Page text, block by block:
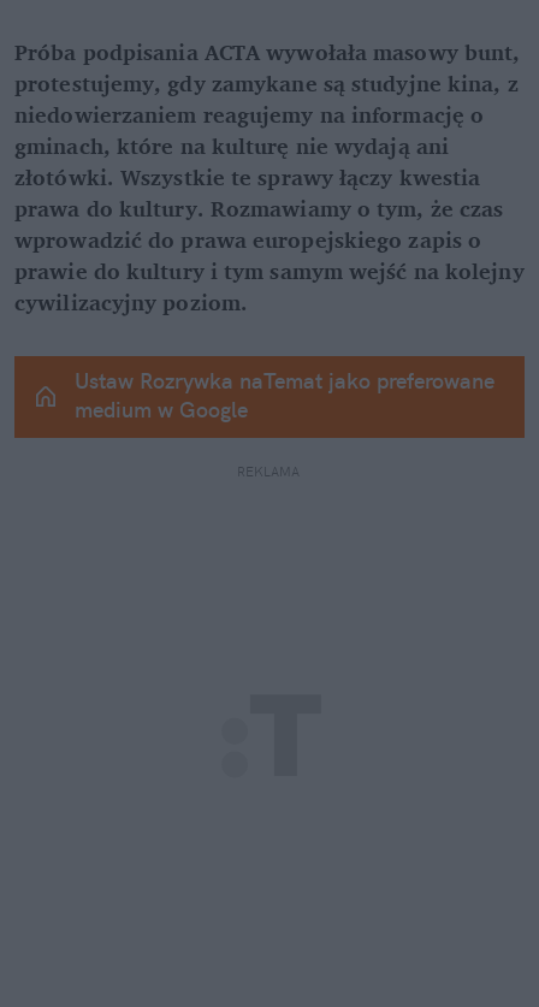
Próba podpisania ACTA wywołała masowy bunt,
protestujemy, gdy zamykane są studyjne kina, z
niedowierzaniem reagujemy na informację o
gminach, które na kulturę nie wydają ani
złotówki. Wszystkie te sprawy łączy kwestia
prawa do kultury. Rozmawiamy o tym, że czas
wprowadzić do prawa europejskiego zapis o
prawie do kultury i tym samym wejść na kolejny
cywilizacyjny poziom.
Ustaw Rozrywka naTemat jako preferowane
medium w Google
REKLAMA